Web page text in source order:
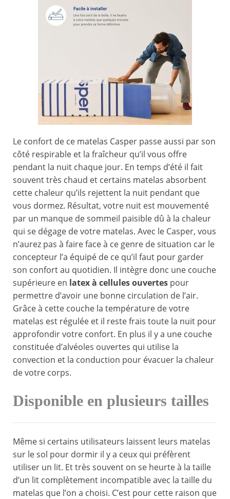
Le confort de ce matelas Casper passe aussi par son
côté respirable et la fraîcheur qu’il vous offre
pendant la nuit chaque jour. En temps d’été il fait
souvent très chaud et certains matelas absorbent
cette chaleur qu’ils rejettent la nuit pendant que
vous dormez. Résultat, votre nuit est mouvementé
par un manque de sommeil paisible dû à la chaleur
qui se dégage de votre matelas. Avec le Casper, vous
n’aurez pas à faire face à ce genre de situation car le
concepteur l’a équipé de ce qu’il faut pour garder
son confort au quotidien. Il intègre donc une couche
supérieure en latex à cellules ouvertes pour
permettre d’avoir une bonne circulation de l’air.
Grâce à cette couche la température de votre
matelas est régulée et il reste frais toute la nuit pour
approfondir votre confort. En plus il y a une couche
constituée d’alvéoles ouvertes qui utilise la
convection et la conduction pour évacuer la chaleur
de votre corps.
Disponible en plusieurs tailles
Même si certains utilisateurs laissent leurs matelas
sur le sol pour dormir il y a ceux qui préfèrent
utiliser un lit. Et très souvent on se heurte à la taille
d’un lit complètement incompatible avec la taille du
matelas que l’on a choisi. C’est pour cette raison que